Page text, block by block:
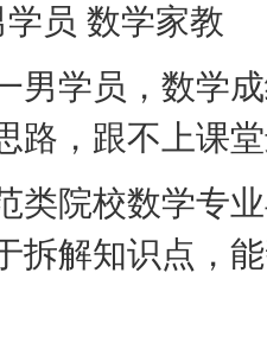
员 数学家教
男学员，数学
路，跟不上课
类院校数学专
拆解知识点，